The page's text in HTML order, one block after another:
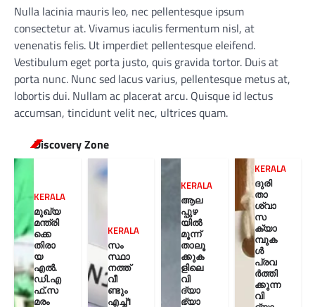
Nulla lacinia mauris leo, nec pellentesque ipsum
consectetur at. Vivamus iaculis fermentum nisl, at
venenatis felis. Ut imperdiet pellentesque eleifend.
Vestibulum eget porta justo, quis gravida tortor. Duis at
porta nunc. Nunc sed lacus varius, pellentesque metus at,
lobortis dui. Nullam ac placerat arcu. Quisque id lectus
accumsan, tincidunt velit nec, ultrices quam.
Discovery Zone
KERALA
മുഖ്യ
മന്ത്രി
ക്കെ
തിരാ
യ
എൽ.
ഡി.എ
ഫ്.സ
മരം
KERALA
സം
സ്ഥാ
നത്ത്
വീ
ണ്ടും
എച്ച്1
KERALA
ആല
പ്പുഴ
യിൽ
മൂന്ന്
താലൂ
ക്കുക
ളിലെ
വി
ദ്യാ
ഭ്യാ
KERALA
ദുരി
താ
ശ്വാ
സ
ക്യാ
മ്പുക
ൾ
പ്രവ
ർത്തി
ക്കുന്ന
വി